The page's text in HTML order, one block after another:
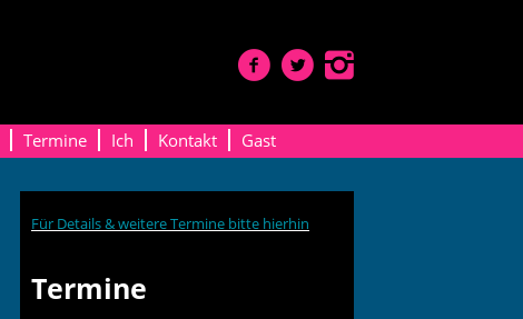
Termine Ich Kontakt
Gast
Für Details & weitere Termine bitte hierhin
Termine